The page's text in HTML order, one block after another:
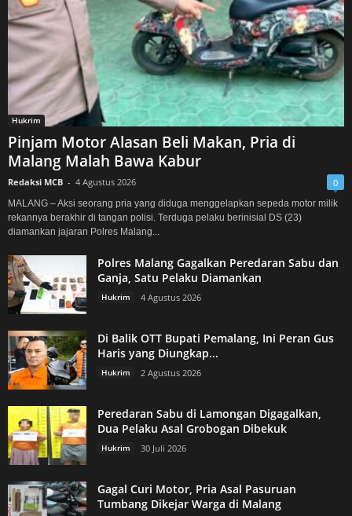
Hukrim
Pinjam Motor Alasan Beli Makan, Pria di
Malang Malah Bawa Kabur
Redaksi MCB - 4 Agustus 2026 0
MALANG – Aksi seorang pria yang diduga menggelapkan sepeda motor milik
rekannya berakhir di tangan polisi. Terduga pelaku berinisial DS (23)
diamankan jajaran Polres Malang...
Polres Malang Gagalkan Peredaran Sabu dan
Ganja, Satu Pelaku Diamankan
Hukrim 4 Agustus 2026
Di Balik OTT Bupati Pemalang, Ini Peran Gus
Haris yang Diungkap...
Hukrim 2 Agustus 2026
Peredaran Sabu di Lamongan Digagalkan,
Dua Pelaku Asal Grobogan Dibekuk
Hukrim 30 Juli 2026
Gagal Curi Motor, Pria Asal Pasuruan
Tumbang Dikejar Warga di Malang